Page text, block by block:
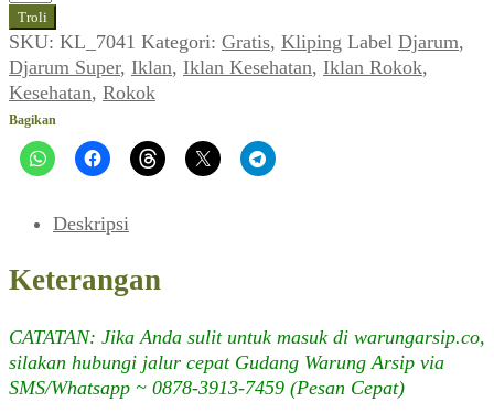
Iklan
Rokok
DJARUM
SUPER
(Jakarta
Jakarta_No.
112,
Agustus
Troli
SKU: KL_7041 Kategori: Gratis, Kliping Label Djarum,
Djarum Super, Iklan, Iklan Kesehatan, Iklan Rokok,
Kesehatan, Rokok
Bagikan
Deskripsi
Keterangan
CATATAN: Jika Anda sulit untuk masuk di warungarsip.co,
silakan hubungi jalur cepat Gudang Warung Arsip via
SMS/Whatsapp ~ 0878-3913-7459 (Pesan Cepat)